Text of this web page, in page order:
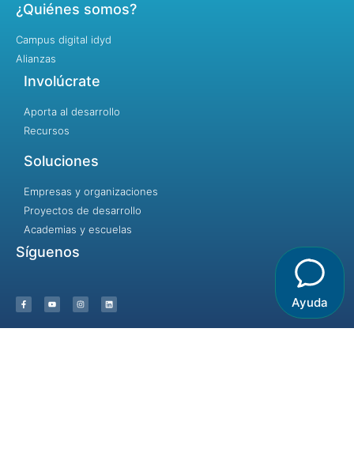
¿Quiénes somos?
Campus digital idyd
Alianzas
Involúcrate
Aporta al desarrollo
Recursos
Soluciones
Empresas y organizaciones
Proyectos de desarrollo
Academias y escuelas
Síguenos
Ayuda